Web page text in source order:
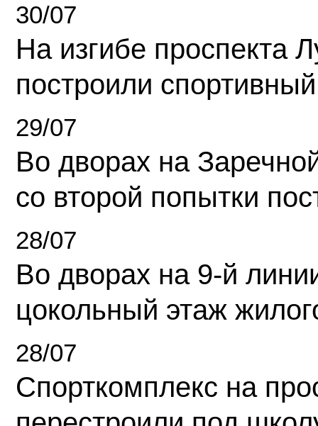
30/07
На изгибе проспекта
построили
29/07
Во дворах на
со второй попытки
28/07
Во дворах на 9-й
цокольный этаж
28/07
Спорткомплекс на